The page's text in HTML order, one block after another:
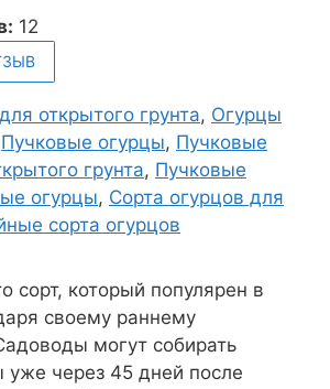
12
открытого грунта, Огурцы
Пучковые огурцы, Пучковые
грунта, Пучковые
огурцы, Сорта огурцов для
сорта огурцов
сорт, который популярен в
своему раннему
могут собирать
через 45 дней после